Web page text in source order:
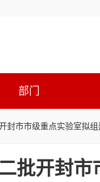
部门
封市市级重点实验室拟
批开封